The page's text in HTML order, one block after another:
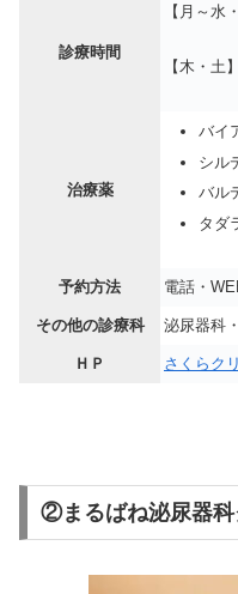
診療時間
【月～水
【木・土
治療薬
バイ
シル
バル
タダ
予約方法 電話・
その他の診療科 泌尿器科
ＨＰ さくらク
②まるばね泌尿器科